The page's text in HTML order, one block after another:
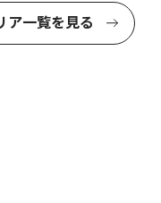
ア一覧を見る